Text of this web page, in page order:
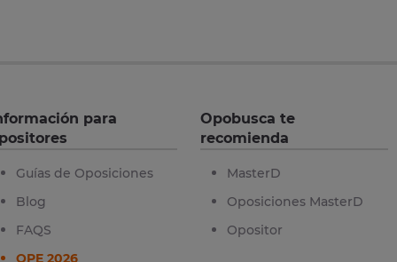
para
Guías de Oposiciones
Blog
FAQS
OPE 2026
Opobusca te
recomienda
MasterD
Oposiciones MasterD
Opositor